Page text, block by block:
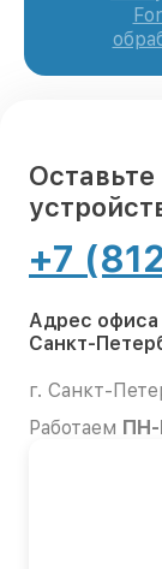
+7
Адрес офиса
Санкт-
г. Санкт-
Работаем